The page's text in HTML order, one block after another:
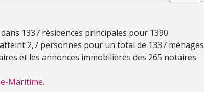
1337 résidences principales pour 1390
2,7 personnes pour un total de 1337 ménages
et les annonces immobilières des 265 notaires
Maritime.